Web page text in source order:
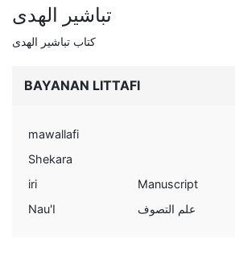
تباشير الهدى
كتاب تباشير الهدى
BAYANAN LITTAFI
mawallafi
Shekara
iri
Manuscript
Nau'I
علم التصوف